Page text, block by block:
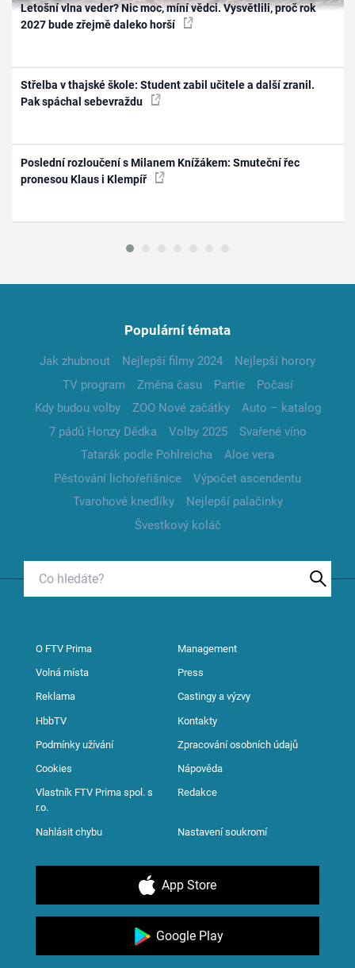
Letošní vlna veder? Nic moc, míní vědci. Vysvětlili, proč rok
2027 bude zřejmě daleko horší
Střelba v thajské škole: Student zabil učitele a další zranil.
Pak spáchal sebevraždu
Poslední rozloučení s Milanem Knížákem: Smuteční řec
pronesou Klaus i Klempíř
Populární témata
Jak zhubnout Nejlepší filmy 2024
Nejlepší horory
TV program
Změna času Partie
Počasí
Kdy budou volby
ZOO Nové začátky
Auto – katalog
7 pádů Honzy Dědka
Volby 2025
Svařené víno
Tatarák podle Pohlreicha
Aloe vera
Pěstování lichořeřišnice
Výpočet ascendentu
Tvarohové knedlíky
Nejlepší palačinky
Švestkový koláč
O FTV Prima Management
Volná místa Press
Reklama Castingy a výzvy
HbbTV Kontakty
Podmínky užívání Zpracování osobních údajů
Cookies Nápověda
Vlastník FTV Prima spol. s
r.o.
Redakce
Nahlásit chybu Nastavení soukromí
App Store
Google Play